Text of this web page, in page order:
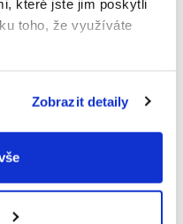
které jste jim poskytli
toho, že využíváte
Zobrazit detaily
produktu